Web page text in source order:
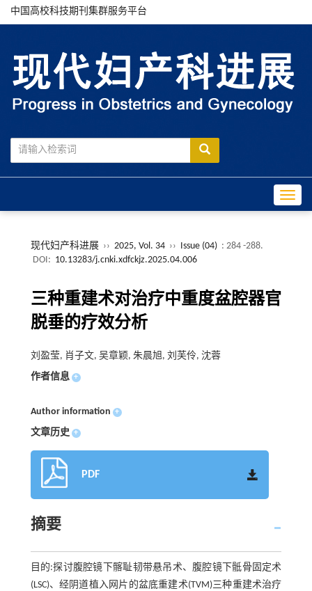
中国高校科技期刊集群服务平台
现代妇产科进展 ›› 2025, Vol. 34 ›› Issue (04) : 284 -288.
DOI: 10.13283/j.cnki.xdfckjz.2025.04.006
三种重建术对治疗中重度盆腔器官
脱垂的疗效分析
刘盈莹, 肖子文, 吴章颖, 朱晨旭, 刘芙伶, 沈蓉
作者信息 +
Author information +
文章历史 +
PDF
摘要
目的:探讨腹腔镜下髂耻韧带悬吊术、腹腔镜下骶骨固定术
(LSC)、经阴道植入网片的盆底重建术(TVM)三种重建术治疗